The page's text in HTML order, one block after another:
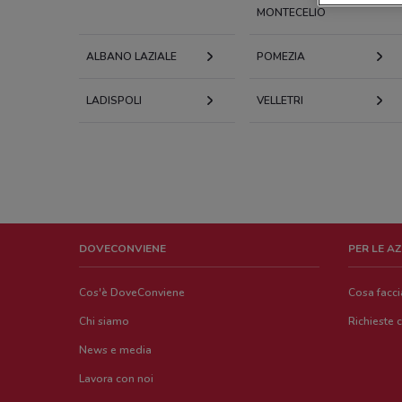
MONTECELIO
ALBANO LAZIALE POMEZIA
LADISPOLI VELLETRI
DOVECONVIENE
Cos'è DoveConviene
Chi siamo
News e media
Lavora con noi
PER LE
Cosa
Richieste